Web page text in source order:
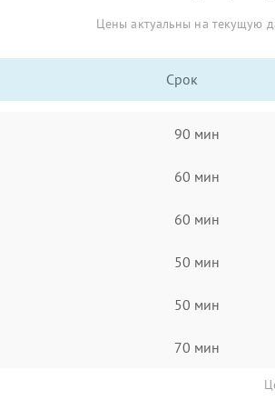
Цены актуальны на текущую
Срок
90 мин
60 мин
60 мин
50 мин
50 мин
70 мин